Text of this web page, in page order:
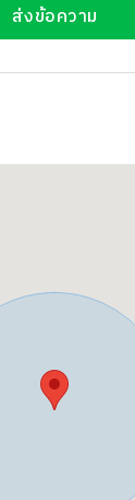
ส่งข้อความ